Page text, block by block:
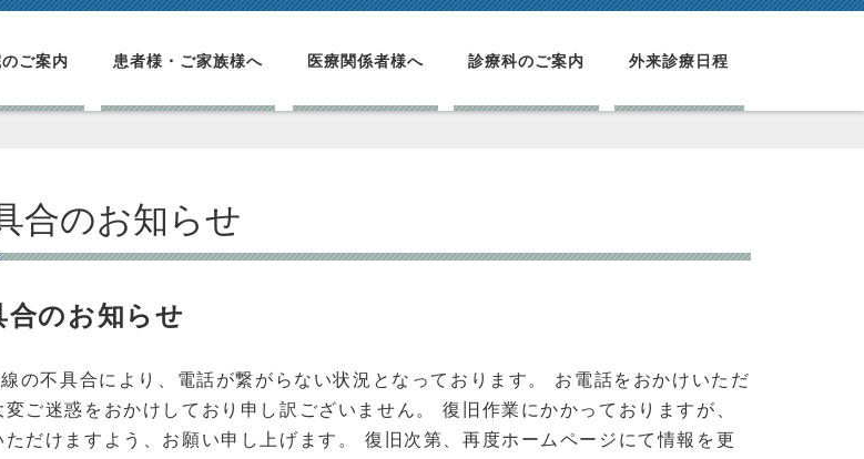
ご案内 患者様・ご家族様へ 医療関係者様へ 診療科のご案内 外来診療日程
合のお知らせ
のお知らせ
の不具合により、電話が繋がらない状況となっております。 お電話をおかけいただ
ご迷惑をおかけしており申し訳ございません。 復旧作業にかかっておりますが、
だけますよう、お願い申し上げます。 復旧次第、再度ホームページにて情報を更